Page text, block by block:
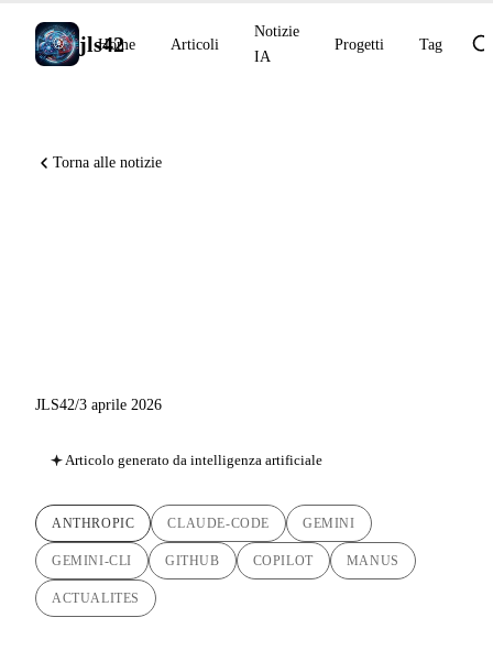
jls42
Home Articoli
Notizie
IA
Progetti Tag
Torna alle notizie
JLS42/3 aprile 2026
Articolo generato da intelligenza artificiale
ANTHROPIC CLAUDE-CODE GEMINI
GEMINI-CLI GITHUB COPILOT MANUS
ACTUALITES